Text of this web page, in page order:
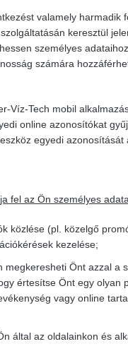
valamely harmadik
keresztül
személyes
számára
Víz-Tech mobil
online azonosítókat
egyedi azonosítását
fel az Ön személyes
közlése (pl. közelgő
kezelése;
Önt azzal a
értesítse Önt egy olyan
vagy online
által az oldalainkon és